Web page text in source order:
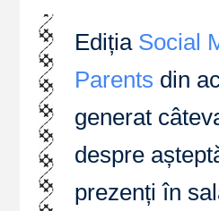
Ediția Social
Parents din
generat
despre
prezenți în